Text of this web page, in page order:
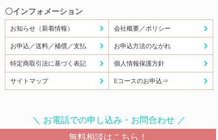
〇インフォメーション
お知らせ（新着情報） 会社概要／ポリシー
お申込／送料／補償／支払 お申込方法のながれ
特定商取引法に基づく表記 個人情報保護方針
サイトマップ Eコースのお申込⇒
＼ お電話での申し込み・お問合わせ ／
無料相談はこちら！